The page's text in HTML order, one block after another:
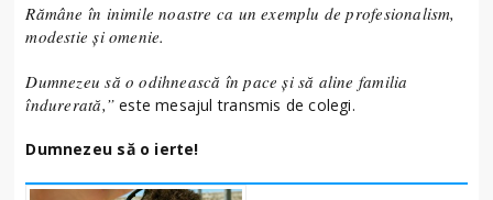
Rămâne în inimile noastre ca un exemplu de profesionalism,
modestie și omenie.
Dumnezeu să o odihnească în pace și să aline familia
îndurerată,”este mesajul transmis de colegi.
Dumnezeu să o ierte!